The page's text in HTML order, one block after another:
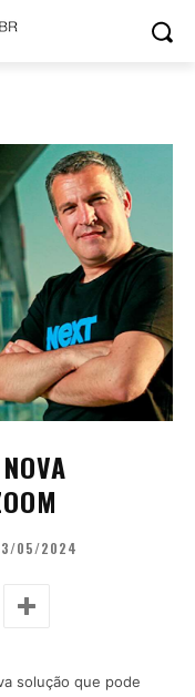
05/2024
solução que pode